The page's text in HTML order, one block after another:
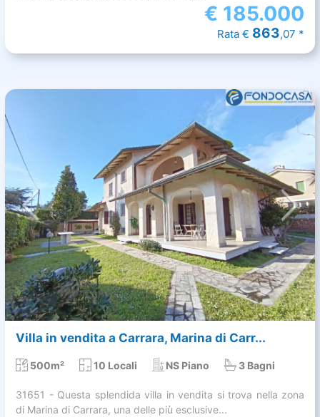
€ 185.000
Rata € 863,07 *
Villa in vendita a Carrara, Marina di Carr...
500m² 10 Locali NS Piano 3 Bagni
31651 - Questa splendida villa in vendita si trova nella zona
di Marina di Carrara, una delle più esclusive...